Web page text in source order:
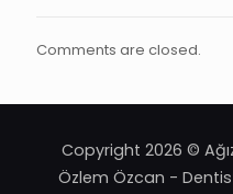
Comments are closed.
Copyright 2026 ©
Özlem Özcan -